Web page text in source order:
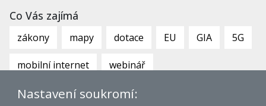
Co Vás zajímá
zákony mapy dotace EU GIA 5G
mobilní internet webinář
Nastavení soukromí: